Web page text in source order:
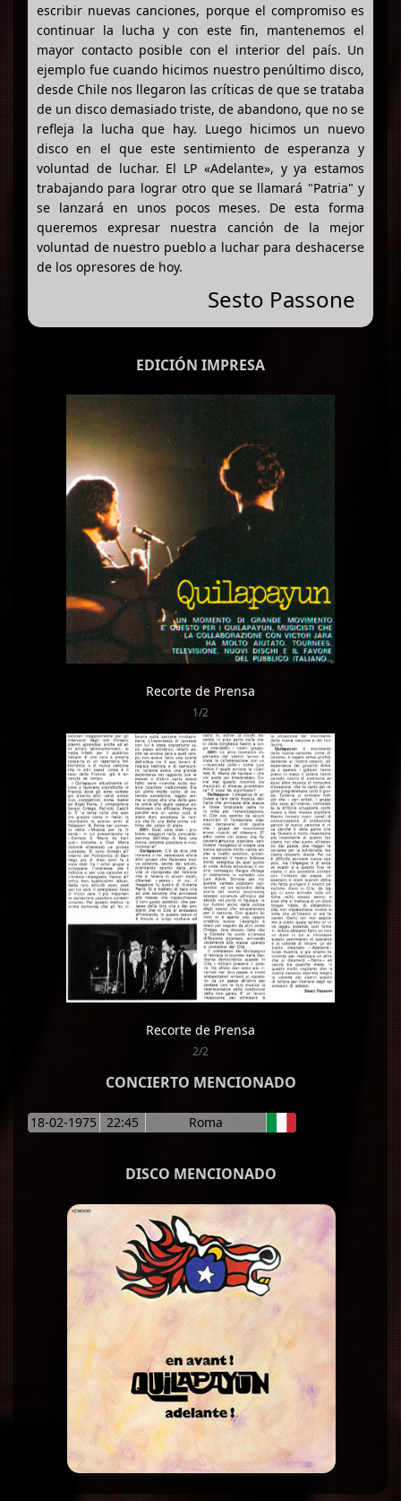
escribir nuevas canciones, porque el compromiso es
continuar la lucha y con este fin, mantenemos el
mayor contacto posible con el interior del país. Un
ejemplo fue cuando hicimos nuestro penúltimo disco,
desde Chile nos llegaron las críticas de que se trataba
de un disco demasiado triste, de abandono, que no se
refleja la lucha que hay. Luego hicimos un nuevo
disco en el que este sentimiento de esperanza y
voluntad de luchar. El LP «Adelante», y ya estamos
trabajando para lograr otro que se llamará "Patria" y
se lanzará en unos pocos meses. De esta forma
queremos expresar nuestra canción de la mejor
voluntad de nuestro pueblo a luchar para deshacerse
de los opresores de hoy.
Sesto Passone
EDICIÓN IMPRESA
Recorte de Prensa
1/2
Recorte de Prensa
2/2
CONCIERTO MENCIONADO
18-02-1975 22:45 Roma
DISCO MENCIONADO